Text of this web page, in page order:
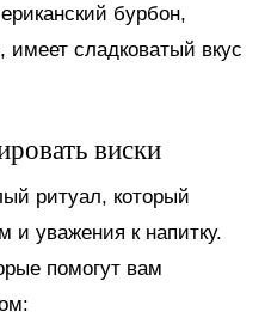
бурбон,
имеет сладковатый вкус
виски
ритуал, который
и уважения к напитку.
помогут вам